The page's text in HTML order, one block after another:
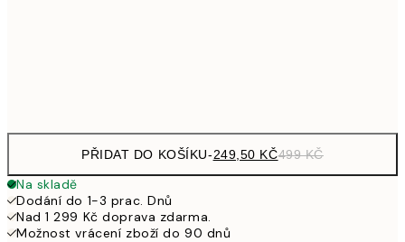
PŘIDAT DO KOŠÍKU-249,50 KČ499 KČ
Na skladě
Dodání do 1-3 prac. Dnů
Nad 1 299 Kč doprava zdarma.
Možnost vrácení zboží do 90 dnů